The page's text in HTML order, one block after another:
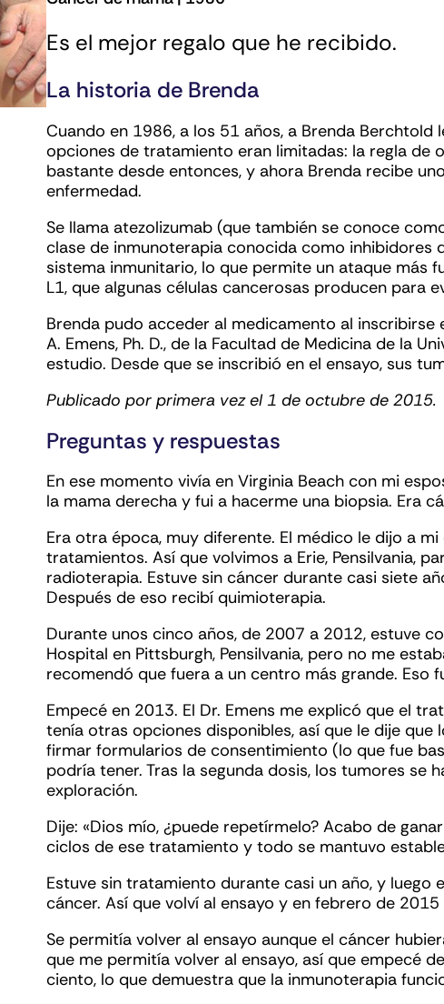
Es el mejor regalo que he recibido.
La historia de Brenda
Cuando en 1986, a los 51 años, a Brenda
opciones de tratamiento eran limitadas: la regla de
bastante desde entonces, y ahora Brenda recibe
enfermedad.
Se llama atezolizumab (que también se conoce
clase de inmunoterapia conocida como inhibidores
sistema inmunitario, lo que permite un ataque más
L1, que algunas células cancerosas producen para
Brenda pudo acceder al medicamento al
A. Emens, Ph. D., de la Facultad de Medicina de la
estudio. Desde que se inscribió en el ensayo, sus
Publicado por primera vez el 1 de octubre de 2015.
Preguntas y respuestas
En ese momento vivía en Virginia Beach con mi
la mama derecha y fui a hacerme una biopsia. Era
Era otra época, muy diferente. El médico le dijo a
tratamientos. Así que volvimos a Erie, Pensilvania,
radioterapia. Estuve sin cáncer durante casi siete
Después de eso recibí quimioterapia.
Durante unos cinco años, de 2007 a 2012, estuve
Hospital en Pittsburgh, Pensilvania, pero no me
recomendó que fuera a un centro más grande. Eso
Empecé en 2013. El Dr. Emens me explicó que el
tenía otras opciones disponibles, así que le dije
firmar formularios de consentimiento (lo que fue
podría tener. Tras la segunda dosis, los tumores
exploración.
Dije: «Dios mío, ¿puede repetírmelo? Acabo de
ciclos de ese tratamiento y todo se mantuvo
Estuve sin tratamiento durante casi un año, y
cáncer. Así que volví al ensayo y en febrero de
Se permitía volver al ensayo aunque el cáncer
que me permitía volver al ensayo, así que empecé
ciento, lo que demuestra que la inmunoterapia